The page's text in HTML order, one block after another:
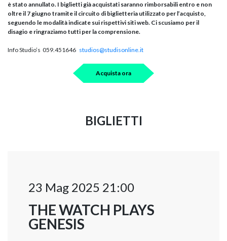
è stato annullato. I biglietti già acquistati saranno rimborsabili entro e non
oltre il 7 giugno tramite il circuito di biglietteria utilizzato per l’acquisto,
seguendo le modalità indicate sui rispettivi siti web. Ci scusiamo per il
disagio e ringraziamo tutti per la comprensione.
Info Studio’s 059.451646 studios@studisonline.it
Acquista ora
BIGLIETTI
23 Mag 2025 21:00
THE WATCH PLAYS
GENESIS